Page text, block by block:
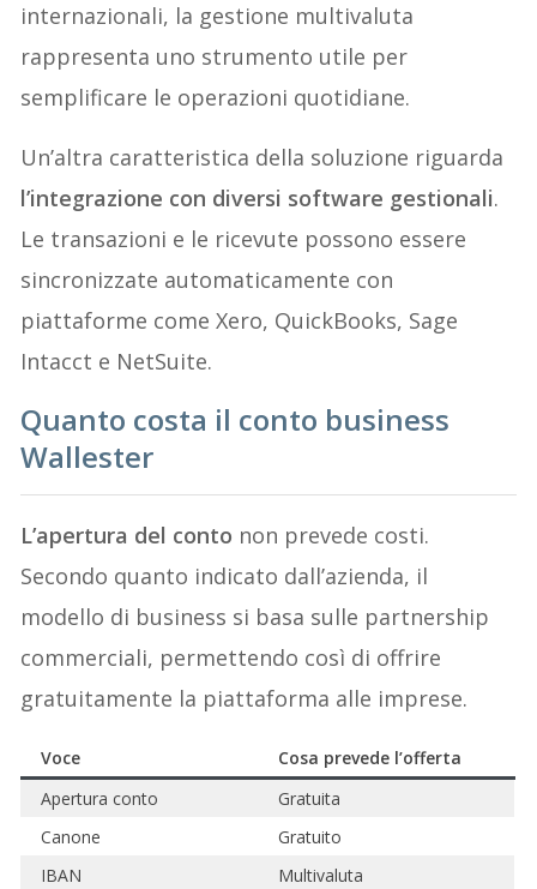
internazionali, la gestione multivaluta
rappresenta uno strumento utile per
semplificare le operazioni quotidiane.
Un’altra caratteristica della soluzione riguarda
l’integrazione con diversi software gestionali.
Le transazioni e le ricevute possono essere
sincronizzate automaticamente con
piattaforme come Xero, QuickBooks, Sage
Intacct e NetSuite.
Quanto costa il conto business
Wallester
L’apertura del conto non prevede costi.
Secondo quanto indicato dall’azienda, il
modello di business si basa sulle partnership
commerciali, permettendo così di offrire
gratuitamente la piattaforma alle imprese.
Voce
Cosa prevede l’offerta
Apertura conto
Gratuita
Canone
Gratuito
IBAN
Multivaluta